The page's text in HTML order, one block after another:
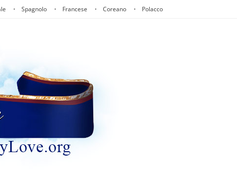
Spagnolo Francese Coreano Polacco